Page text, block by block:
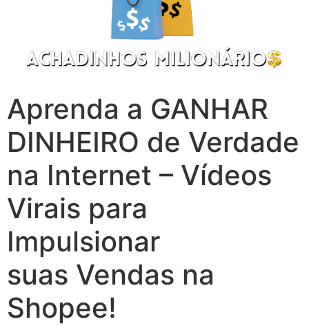
Aprenda a GANHAR
DINHEIRO de Verdade
na Internet – Vídeos
Virais para
Impulsionar
suas Vendas na
Shopee!